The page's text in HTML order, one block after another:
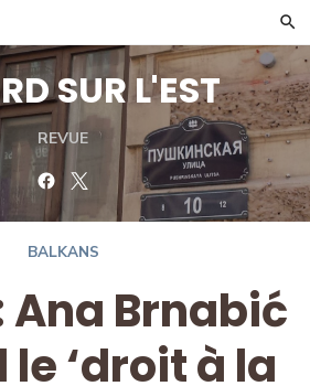
SUR L'EST
REVUE
FacebookTwitter
BALKANS
Ana Brnabić
‘droit à la